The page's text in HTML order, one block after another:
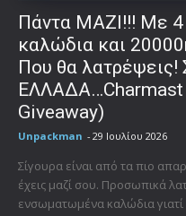
Πάντα ΜΑΖΙ!!! Με
καλώδια και
Που θα
ΕΛΛΑΔΑ…Charmast
Giveaway)
Unpackman - 29 Ιουλίου 2026
Σίγουρα είναι από τα πιο
έχεις μαζί σου. Προσωπικά
ενσωματωμένα καλώδια